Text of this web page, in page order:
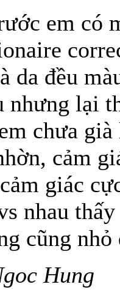
em có
da đều
nhưng lại
chưa
cảm
giác
nhau
cũng
Hung